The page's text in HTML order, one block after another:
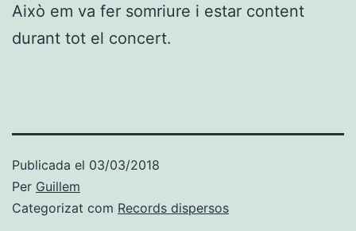
Això em va fer somriure i estar content
durant tot el concert.
Publicada el 03/03/2018
Per Guillem
Categorizat com Records dispersos